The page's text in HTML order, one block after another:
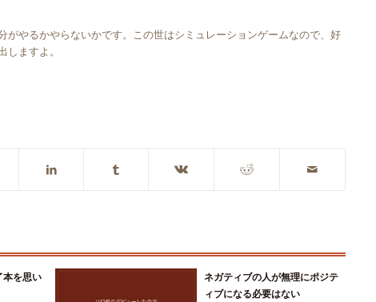
がやるかやらないかです。この世はシミュレーションゲームなので、好
ますよ。
本を思い
ネガティブの人が無理にポジテ
ィブになる必要はない